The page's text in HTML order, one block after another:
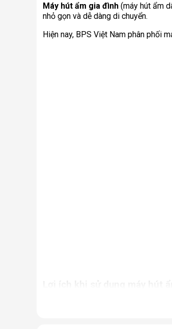
Máy hút ẩm gia đình (máy hút ẩm
nhỏ gọn và dễ dàng di chuyển.
Hiện nay, BPS Việt Nam phân phối
Giữ cho nhà cửa luôn khô
Ngăn chặn tình trạng nấm